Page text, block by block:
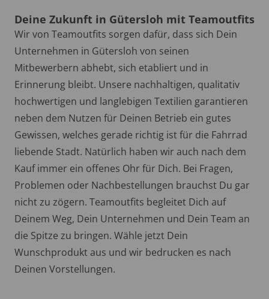
Deine Zukunft in Gütersloh mit Teamoutfits
Wir von Teamoutfits sorgen dafür, dass sich Dein
Unternehmen in Gütersloh von seinen
Mitbewerbern abhebt, sich etabliert und in
Erinnerung bleibt. Unsere nachhaltigen, qualitativ
hochwertigen und langlebigen Textilien garantieren
neben dem Nutzen für Deinen Betrieb ein gutes
Gewissen, welches gerade richtig ist für die Fahrrad
liebende Stadt. Natürlich haben wir auch nach dem
Kauf immer ein offenes Ohr für Dich. Bei Fragen,
Problemen oder Nachbestellungen brauchst Du gar
nicht zu zögern. Teamoutfits begleitet Dich auf
Deinem Weg, Dein Unternehmen und Dein Team an
die Spitze zu bringen. Wähle jetzt Dein
Wunschprodukt aus und wir bedrucken es nach
Deinen Vorstellungen.